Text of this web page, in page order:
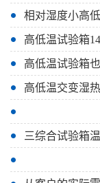
相对湿度小高
高低温试验箱
高低温试验箱
高低温交变湿
三综合试验箱